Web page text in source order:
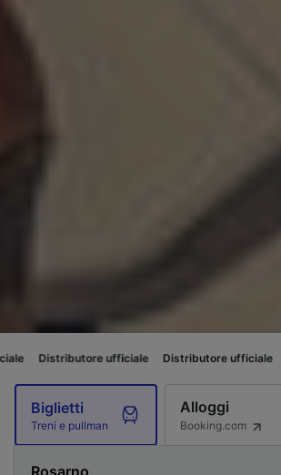
ufficiale Distributore ufficiale
Biglietti
Treni e pullman
Alloggi
Booking.com